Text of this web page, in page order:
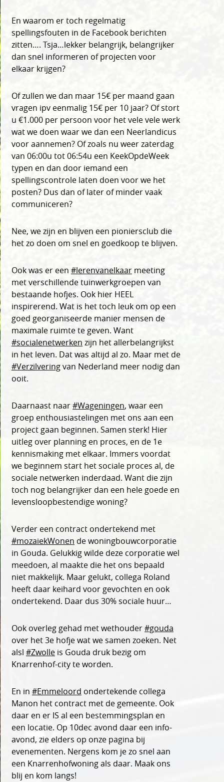
En waarom er toch regelmatig
spellingsfouten in de Facebook berichten
zitten…. Tsja…lekker belangrijk, belangrijker
dan snel informeren of projecten voor
elkaar krijgen?
Of zullen we dan maar 15€ per maand gaan
vragen ipv eenmalig 15€ per 10 jaar? Of stort
u €1.000 per persoon voor het vele vele werk
wat we doen waar we dan een Neerlandicus
voor aannemen? Of zoals nu weer zaterdag
van 06:00u tot 06:54u een KeekOpdeWeek
typen en dan door iemand een
spellingscontrole laten doen voor we het
posten? Dus dan of later of minder vaak
communiceren?
Nee, we zijn en blijven een pioniersclub die
het zo doen om snel en goedkoop te blijven.
Ook was er een #lerenvanelkaar meeting
met verschillende tuinwerkgroepen van
bestaande hofjes. Ook hier HEEL
inspirerend. Wat is het toch leuk om op een
goed georganiseerde manier mensen de
maximale ruimte te geven. Want
#socialenetwerken zijn het allerbelangrijkst
in het leven. Dat was altijd al zo. Maar met de
#Verzilveringvan Nederland meer nodig dan
ooit.
Daarnaast naar#Wageningen, waar een
groep enthousiastelingen met ons aan een
project gaan beginnen. Samen sterk! Hier
uitleg over planning en proces, en de 1e
kennismaking met elkaar. Immers voordat
we beginnem start het sociale proces al, de
sociale netwerken inderdaad. Want die zijn
toch nog belangrijker dan een hele goede en
levensloopbestendige woning?
Verder een contract ondertekend met
#mozaiekWonen de woningbouwcorporatie
in Gouda. Gelukkig wilde deze corporatie wel
meedoen, al maakte die het ons bepaald
niet makkelijk. Maar gelukt, collega Roland
heeft daar keihard voor gevochten en ook
ondertekend. Daar dus 30% sociale huur…
Ook overleg gehad met wethouder#gouda
over het 3e hofje wat we samen zoeken. Net
alsl #Zwolle is Gouda druk bezig om
Knarrenhof-city te worden.
En in #Emmeloord ondertekende collega
Manon het contract met de gemeente. Ook
daar en er IS al een bestemmingsplan en
een locatie. Op 10dec avond daar een info-
avond, zie elders op onze pagina bij
evenementen. Nergens kom je zo snel aan
een Knarrenhofwoning als daar. Maak ons
blij en kom langs!